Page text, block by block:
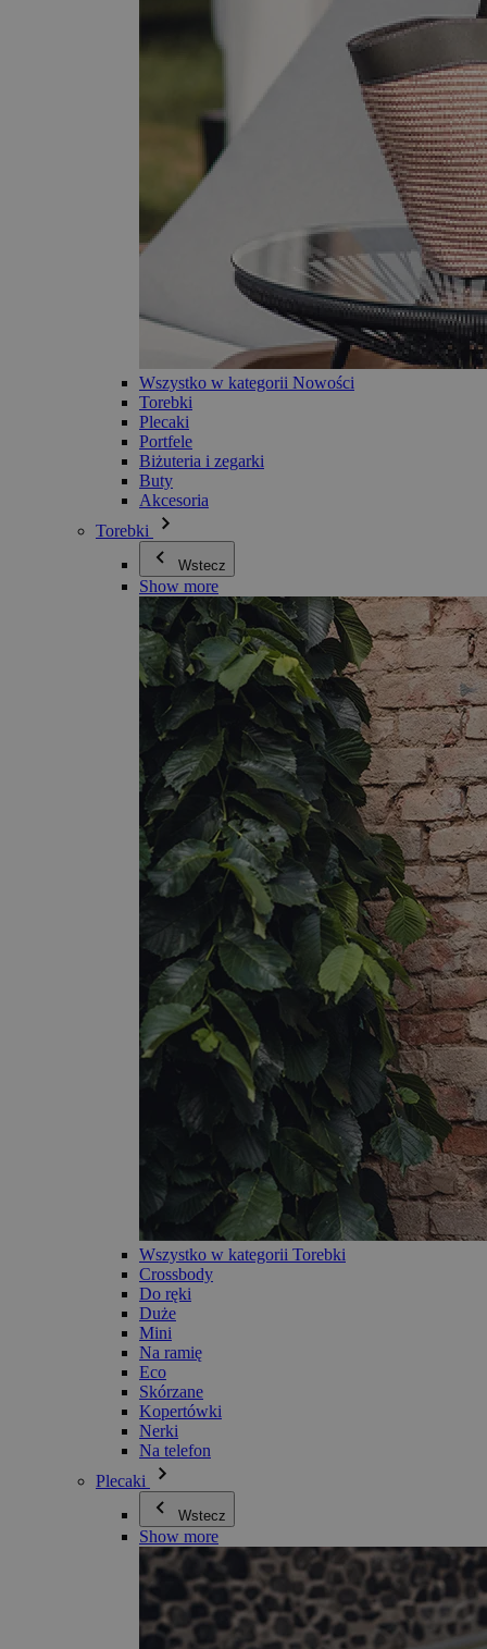
Wszystko w kategorii Nowości
Torebki
Plecaki
Portfele
Biżuteria i zegarki
Buty
Akcesoria
Torebki
Wstecz
Show more
Wszystko w kategorii Torebki
Crossbody
Do ręki
Duże
Mini
Na ramię
Eco
Skórzane
Kopertówki
Nerki
Na telefon
Plecaki
Wstecz
Show more